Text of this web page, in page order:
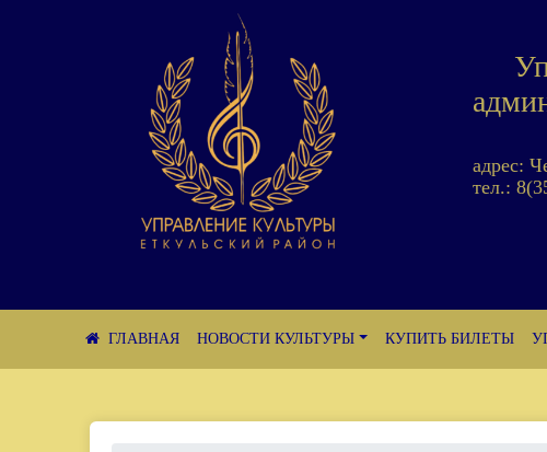
адрес:
тел.:
НОВОСТИ КУЛЬТУРЫ КУПИТЬ БИЛЕТЫ